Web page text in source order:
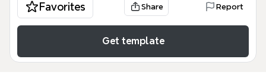
Favorites Share Report
Get template